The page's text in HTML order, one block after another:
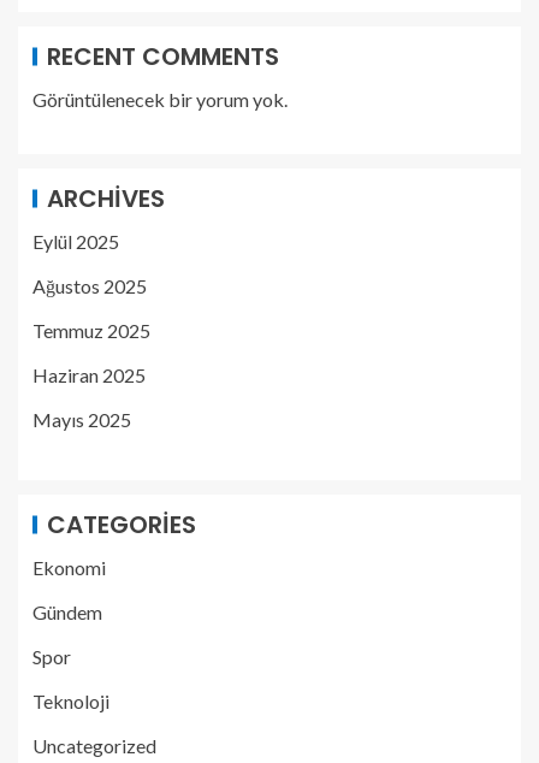
RECENT COMMENTS
Görüntülenecek bir yorum yok.
ARCHIVES
Eylül 2025
Ağustos 2025
Temmuz 2025
Haziran 2025
Mayıs 2025
CATEGORIES
Ekonomi
Gündem
Spor
Teknoloji
Uncategorized